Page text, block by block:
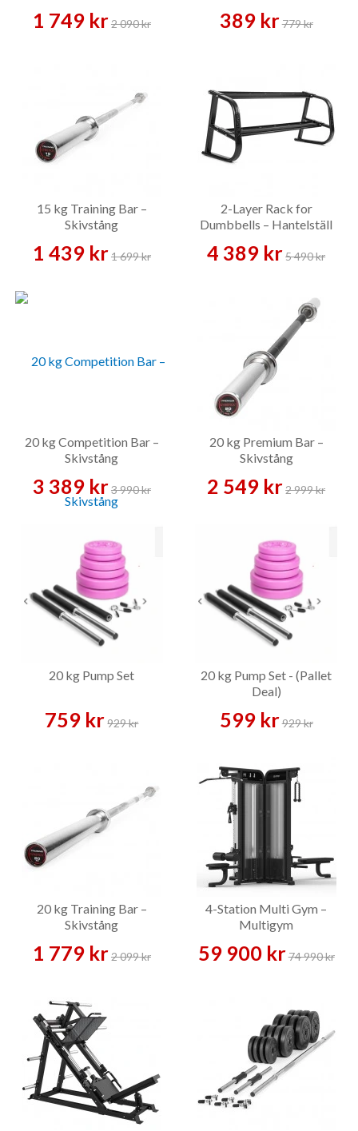
1 749 kr2 090 kr 389 kr779 kr
15 kg Training Bar –
Skivstång
1 439 kr1 699 kr
2-Layer Rack for
Dumbbells – Hantelställ
4 389 kr5 490 kr
20 kg Competition Bar –
Skivstång
3 389 kr3 990 kr
20 kg Premium Bar –
Skivstång
2 549 kr2 999 kr
20 kg Pump Set
759 kr 929 kr
20 kg Pump Set - (Pallet
Deal)
599 kr929 kr
20 kg Training Bar –
Skivstång
1 779 kr2 099 kr
4-Station Multi Gym –
Multigym
59 900 kr74 990 kr